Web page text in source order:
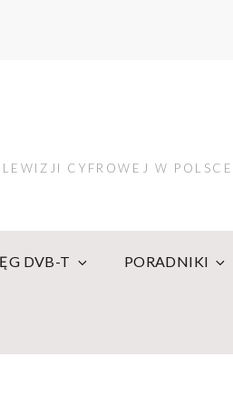
CYFROWEJ W POLSCE.
DVB-T PORADNIKI